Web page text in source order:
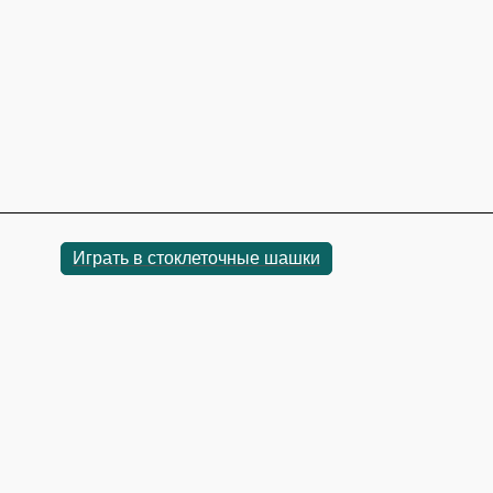
Играть в стоклеточные шашки